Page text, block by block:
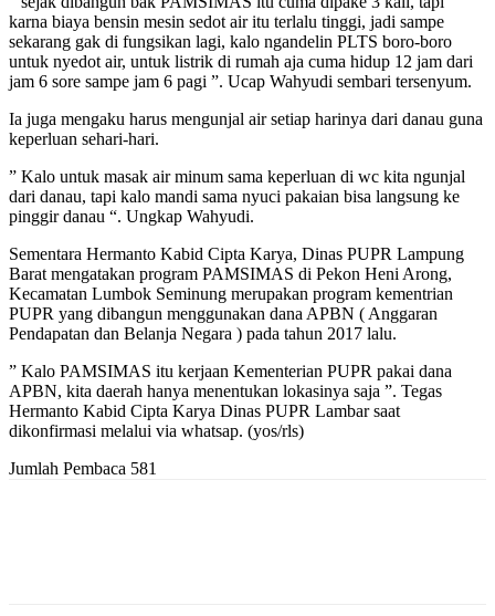
karna biaya bensin mesin sedot air itu terlalu tinggi, jadi sampe
sekarang gak di fungsikan lagi, kalo ngandelin PLTS boro-boro
untuk nyedot air, untuk listrik di rumah aja cuma hidup 12 jam dari
jam 6 sore sampe jam 6 pagi ”. Ucap Wahyudi sembari tersenyum.
Ia juga mengaku harus mengunjal air setiap harinya dari danau guna
keperluan sehari-hari.
” Kalo untuk masak air minum sama keperluan di wc kita ngunjal
dari danau, tapi kalo mandi sama nyuci pakaian bisa langsung ke
pinggir danau “. Ungkap Wahyudi.
Sementara Hermanto Kabid Cipta Karya, Dinas PUPR Lampung
Barat mengatakan program PAMSIMAS di Pekon Heni Arong,
Kecamatan Lumbok Seminung merupakan program kementrian
PUPR yang dibangun menggunakan dana APBN ( Anggaran
Pendapatan dan Belanja Negara ) pada tahun 2017 lalu.
” Kalo PAMSIMAS itu kerjaan Kementerian PUPR pakai dana
APBN, kita daerah hanya menentukan lokasinya saja ”. Tegas
Hermanto Kabid Cipta Karya Dinas PUPR Lambar saat
dikonfirmasi melalui via whatsap. (yos/rls)
Jumlah Pembaca 581